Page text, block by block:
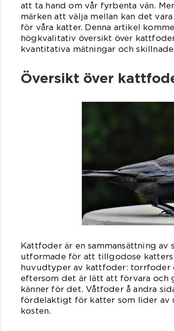
att ta hand om vår fyrbenta vän.
märken att välja mellan kan det
för våra katter. Denna artikel
högkvalitativ översikt över
kvantitativa mätningar och
Översikt över
Kattfoder är en sammansättning av
utformade för att tillgodose katters
huvudtyper av kattfoder: torrfoder
eftersom det är lätt att förvara och
känner för det. Våtfoder å andra
fördelaktigt för katter som lider av
kosten.